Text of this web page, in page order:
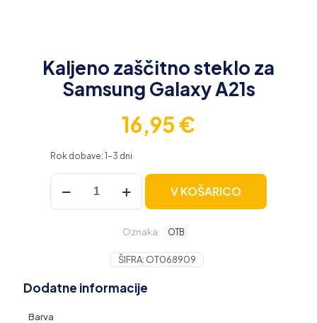
Kaljeno zaščitno steklo za
Samsung Galaxy A21s
16,95€
Rok dobave: 1-3 dni
Kaljeno
zaščitno
steklo
V KOŠARICO
Oznaka: OTB
ŠIFRA: OT068909
Dodatne informacije
Barva